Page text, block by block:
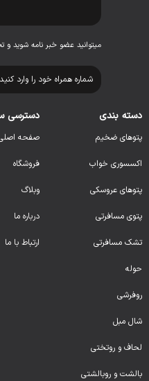
میتوانید عضو خبر نامه شوید و
دسته بندی
پتوهای ضخیم
اکسسوری خواب
پتوهای عروسکی
پتوی مسافرتی
تشک مسافرتی
حوله
روفرشی
شال مبل
لحاف و روتختی
بالشت و روبالشتی
دسترسی
صفحه
فروشگاه
وبلاگ
درباره ما
ارتباط با ما